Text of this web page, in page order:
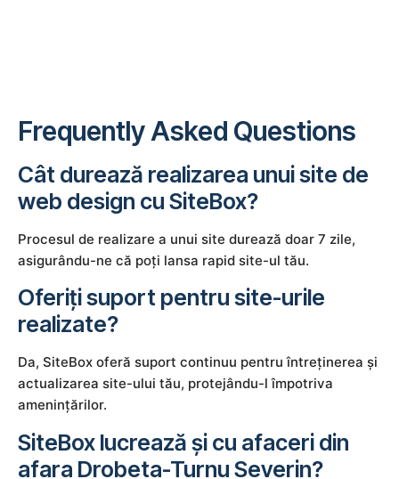
Frequently Asked Questions
Cât durează realizarea unui site de
web design cu SiteBox?
Procesul de realizare a unui site durează doar 7 zile,
asigurându-ne că poți lansa rapid site-ul tău.
Oferiți suport pentru site-urile
realizate?
Da, SiteBox oferă suport continuu pentru întreținerea și
actualizarea site-ului tău, protejându-l împotriva
amenințărilor.
SiteBox lucrează și cu afaceri din
afara Drobeta-Turnu Severin?